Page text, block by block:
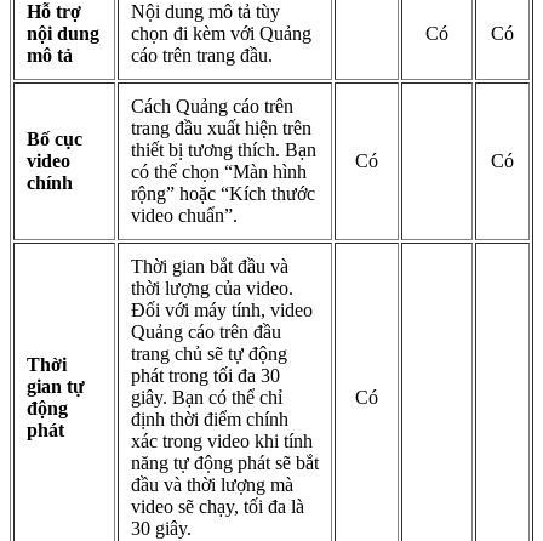
Hỗ trợ
nội dung
mô tả
Nội dung mô tả tùy
chọn đi kèm với Quảng
cáo trên trang đầu.
Có Có
Bố cục
video
chính
Cách Quảng cáo trên
trang đầu xuất hiện trên
thiết bị tương thích. Bạn
có thể chọn “Màn hình
rộng” hoặc “Kích thước
video chuẩn”.
Có Có
Thời
gian tự
động
phát
Thời gian bắt đầu và
thời lượng của video.
Đối với máy tính, video
Quảng cáo trên đầu
trang chủ sẽ tự động
phát trong tối đa 30
giây. Bạn có thể chỉ
định thời điểm chính
xác trong video khi tính
năng tự động phát sẽ bắt
đầu và thời lượng mà
video sẽ chạy, tối đa là
30 giây.
Có